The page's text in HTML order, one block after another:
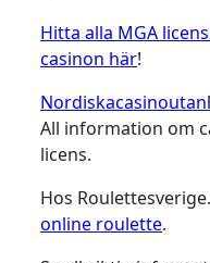
Hitta alla MGA
casinon här!
All information om
licens.
Hos
online roulette.